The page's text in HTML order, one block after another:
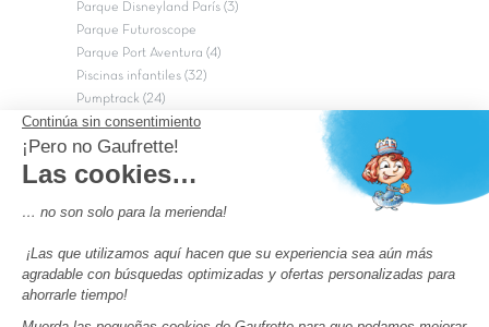
Parque Disneyland París (3)
Parque Futuroscope
Parque Port Aventura (4)
Piscinas infantiles (32)
Pumptrack (24)
Puy du Fou (2)
Roma
Semana Santa (17)
Campings de 4 estrellas en Francia
Los camping con piscinas en Francia
Camping Barcelona
Camping Murcia